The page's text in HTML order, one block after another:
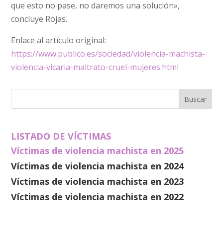
que esto no pase, no daremos una solución»,
concluye Rojas.
Enlace al artículo original:
https://www.publico.es/sociedad/violencia-machista-
violencia-vicaria-maltrato-cruel-mujeres.html
LISTADO DE VÍCTIMAS
Víctimas de violencia machista en 2025
Víctimas de violencia machista en 2024
Víctimas de violencia machista en 2023
Víctimas de violencia machista en 2022